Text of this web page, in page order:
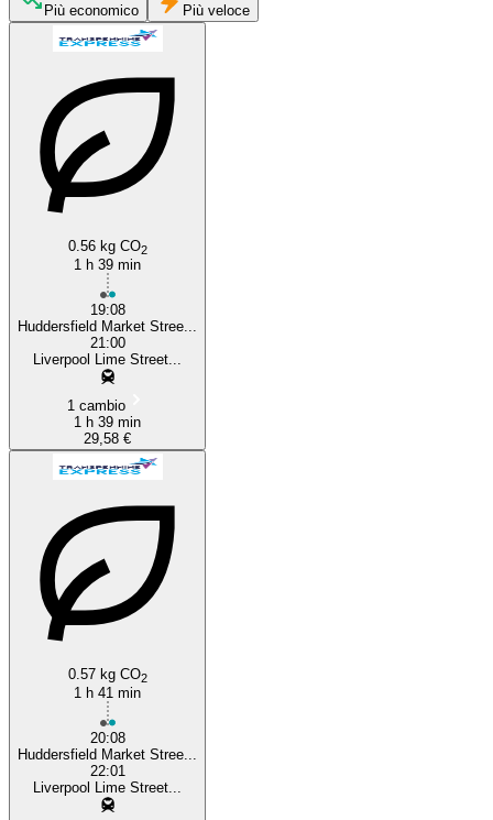
Liverpool
Più economico Più veloce
0.56 kg CO2
1 h 39 min
19:08
Huddersfield Market Stree...
21:00
Liverpool Lime Street...
1 cambio
1 h 39 min
29,58 €
0.57 kg CO2
1 h 41 min
20:08
Huddersfield Market Stree...
22:01
Liverpool Lime Street...